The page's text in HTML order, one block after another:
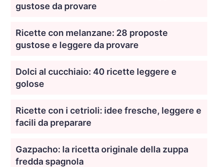
gustose da provare
Ricette con melanzane: 28 proposte
gustose e leggere da provare
Dolci al cucchiaio: 40 ricette leggere e
golose
Ricette con i cetrioli: idee fresche, leggere e
facili da preparare
Gazpacho: la ricetta originale della zuppa
fredda spagnola